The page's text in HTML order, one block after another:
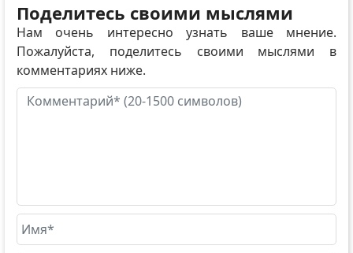
Поделитесь своими мыслями
Нам очень интересно узнать ваше мнение.
Пожалуйста, поделитесь своими мыслями в
комментариях ниже.